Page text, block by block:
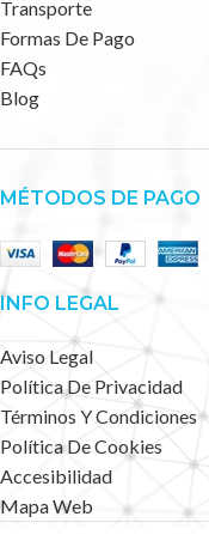
Transporte
Formas De Pago
FAQs
Blog
MÉTODOS DE PAGO
INFO LEGAL
Aviso Legal
Política De Privacidad
Términos Y Condiciones
Política De Cookies
Accesibilidad
Mapa Web